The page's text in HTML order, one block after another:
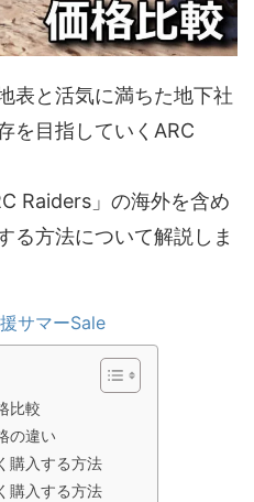
表と活気に満ちた地下社
を目指していくARC
Raiders」の海外を含め
る方法について解説しま
サマーSale
比較
の違い
購入する方法
購入する方法